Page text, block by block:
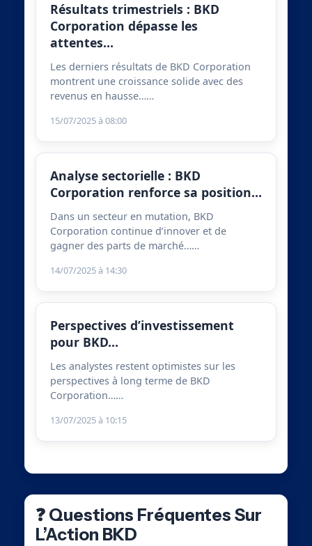
Résultats trimestriels : BKD
Corporation dépasse les
attentes…
Les derniers résultats de BKD Corporation
montrent une croissance solide avec des
revenus en hausse……
15/07/2025 à 08:00
Analyse sectorielle : BKD
Corporation renforce sa position…
Dans un secteur en mutation, BKD
Corporation continue d’innover et de
gagner des parts de marché……
14/07/2025 à 14:30
Perspectives d’investissement
pour BKD…
Les analystes restent optimistes sur les
perspectives à long terme de BKD
Corporation……
13/07/2025 à 10:15
❓ Questions Fréquentes Sur
L’Action BKD